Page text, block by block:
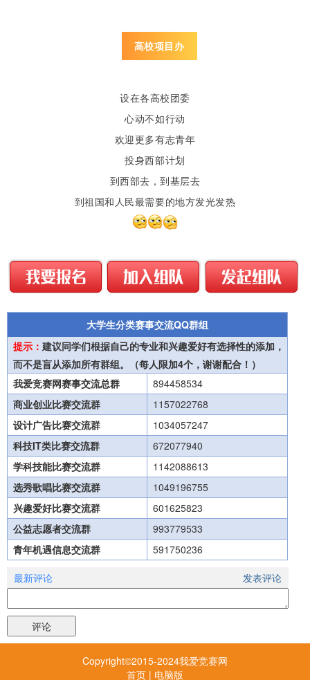
025-83393597
浙江省项目办
安徽省项目办
0551-63609726、63609771
福建省项目办
0591-87719872、87541205
江西省项目办
0791-88910810
山东省项目办
0531-82073586、82073583
河南省项目办
湖北省项目办
027-87233557
湖南省项目办
0731-88776720
广东省项目办
020-87786223
广西壮族自治区项目办
0771-5820360
海南省项目办
0898-65399100
重庆市项目办
023-63861259
四川省项目办
028-86755167
贵州省项目办
0851-86571360
云南省项目办
0871-63995453
0891-6323988
陕西省项目办
甘肃省项目办
0931-8122102
高校项目办
设在各高校团委
心动不如行动
欢迎更多有志青年
投身西部计划
到西部去，到基层去
到祖国和人民最需要的地方发光发热
大学生分类赛事交流QQ群组
提示： 建议同学们根据自己的专业和兴趣爱好有选择性的添加，
而不是盲从添加所有群组。（每人限加4个，谢谢配合！）
我爱竞赛网赛事交流总群
894458534
商业创业比赛交流群
1157022768
设计广告比赛交流群
1034057247
科技IT类比赛交流群
672077940
学科技能比赛交流群
1142088613
选秀歌唱比赛交流群
1049196755
兴趣爱好比赛交流群
601625823
公益志愿者交流群
993779533
青年机遇信息交流群
591750236
发表评论
最新评论
Copyright©2015-2024我爱竞赛网
首页 | 电脑版